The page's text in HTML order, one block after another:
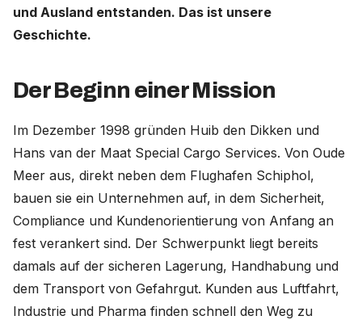
und Ausland entstanden. Das ist unsere
Geschichte.
Der Beginn einer Mission
Im Dezember 1998 gründen Huib den Dikken und
Hans van der Maat Special Cargo Services. Von Oude
Meer aus, direkt neben dem Flughafen Schiphol,
bauen sie ein Unternehmen auf, in dem Sicherheit,
Compliance und Kundenorientierung von Anfang an
fest verankert sind. Der Schwerpunkt liegt bereits
damals auf der sicheren Lagerung, Handhabung und
dem Transport von Gefahrgut. Kunden aus Luftfahrt,
Industrie und Pharma finden schnell den Weg zu